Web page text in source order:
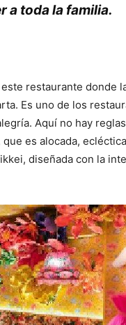
a toda la familia.
restaurante donde
Es uno de los
Aquí no hay
que es alocada,
diseñada con la